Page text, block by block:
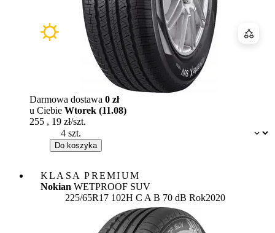
Dostępność:
Darmowa dostawa 0 zł
u Ciebie Wtorek (11.08)
255 , 19 zł/szt.
Do koszyka
KLASA PREMIUM
Nokian WETPROOF SUV
225/65R17 102H Etykieta:
C A B 70 dB Rok2020